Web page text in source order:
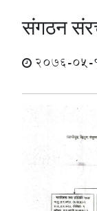
संगठन
2076-05-